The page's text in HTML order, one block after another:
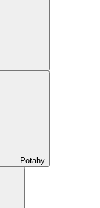
Potahy